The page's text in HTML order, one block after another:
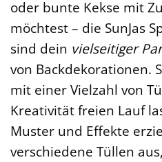
oder bunte Kekse mit
möchtest – die SunJas
sind dein vielseitiger
von Backdekorationen.
mit einer Vielzahl von
Kreativität freien Lauf
Muster und Effekte
verschiedene Tüllen